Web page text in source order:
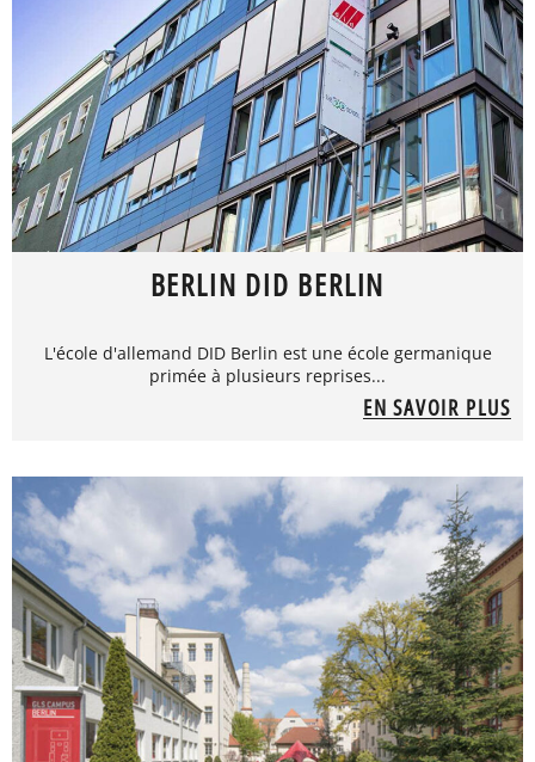
BERLIN DID BERLIN
L'école d'allemand DID Berlin est une école germanique
primée à plusieurs reprises...
EN SAVOIR PLUS